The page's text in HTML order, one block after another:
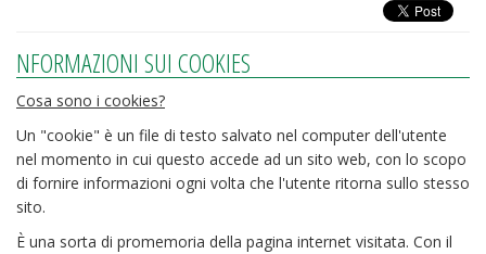
NFORMAZIONI SUI COOKIES
Cosa sono i cookies?
Un "cookie" è un file di testo salvato nel computer dell'utente
nel momento in cui questo accede ad un sito web, con lo scopo
di fornire informazioni ogni volta che l'utente ritorna sullo stesso
sito.
È una sorta di promemoria della pagina internet visitata. Con il